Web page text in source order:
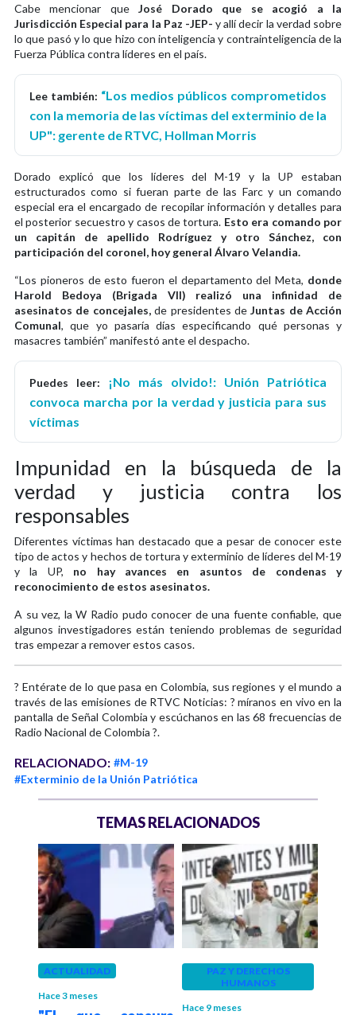
Cabe mencionar queJosé Dorado que se acogió a la
Jurisdicción Especial para la Paz -JEP- y allí decir la verdad sobre
lo que pasó y lo que hizo con inteligencia y contrainteligencia de la
Fuerza Pública contra líderes en el país.
Lee también: “Los medios públicos comprometidos
con la memoria de las víctimas del exterminio de la
UP": gerente de RTVC, Hollman Morris
Dorado explicó que los líderes del M-19 y la UP estaban
estructurados como si fueran parte de las Farc y un comando
especial era el encargado de recopilar información y detalles para
el posterior secuestro y casos de tortura. Esto era comando por
un capitán de apellido Rodríguez y otro Sánchez, con
participación del coronel, hoy general Álvaro Velandia.
“Los pioneros de esto fueron el departamento del Meta, donde
Harold Bedoya (Brigada VII) realizó una infinidad de
asesinatos de concejales,de presidentes deJuntas de Acción
Comunal, que yo pasaría días especificando qué personas y
masacres también” manifestó ante el despacho.
Puedes leer: ¡No más olvido!: Unión Patriótica
convoca marcha por la verdad y justicia para sus
víctimas
Impunidad en la búsqueda de la
verdad y justicia contra los
responsables
Diferentes víctimas han destacado que a pesar de conocer este
tipo de actos y hechos de tortura y exterminio de líderes del M-19
y la UP, no hay avances en asuntos de condenas y
reconocimiento de estos asesinatos.
A su vez, la W Radio pudo conocer de una fuente confiable, que
algunos investigadores están teniendo problemas de seguridad
tras empezar a remover estos casos.
? Entérate de lo que pasa en Colombia, sus regiones y el mundo a
través de las emisiones de RTVC Noticias: ? míranos en vivo en la
pantalla de Señal Colombia y escúchanos en las 68 frecuencias de
Radio Nacional de Colombia ?.
RELACIONADO: #M-19
#Exterminio de la Unión Patriótica
TEMAS RELACIONADOS
ACTUALIDAD
Hace 3 meses
PAZ Y DERECHOS
HUMANOS
Hace 9 meses